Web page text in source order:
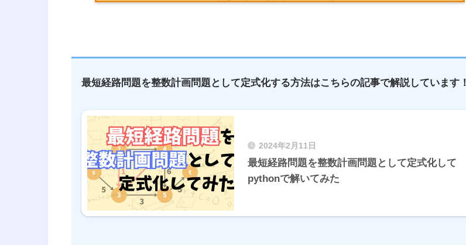
最短経路問題を整数計画問題として定式化する方法はこちらの記事で解説しています！
2024年2月11日
最短経路問題を整数計画問題として定式化して
pythonで解いてみた